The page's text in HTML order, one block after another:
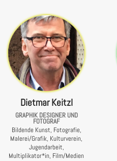
Dietmar Keitzl
GRAPHIK DESIGNER UND
FOTOGRAF
Bildende Kunst, Fotografie,
Malerei/Grafik, Kulturverein,
Jugendarbeit,
Multiplikator*in, Film/Medien